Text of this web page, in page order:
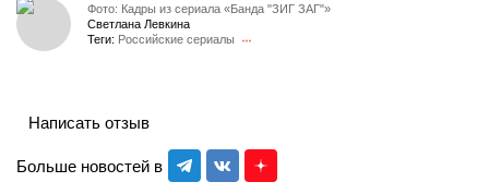
Фото: Кадры из сериала «Банда "ЗИГ ЗАГ"»
Светлана Левкина
Теги: Российские сериалы
Больше новостей в
Написать отзыв